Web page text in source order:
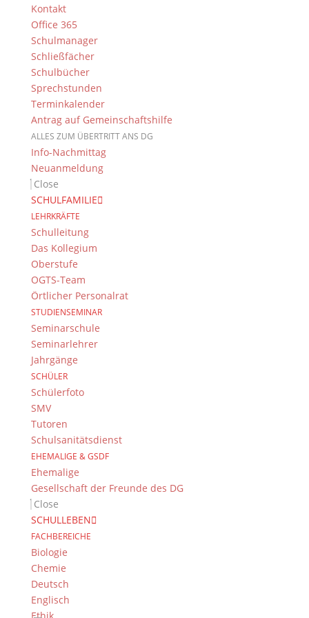
Kontakt
Office 365
Schulmanager
Schließfächer
Schulbücher
Sprechstunden
Terminkalender
Antrag auf Gemeinschaftshilfe
ALLES ZUM ÜBERTRITT ANS DG
Info-Nachmittag
Neuanmeldung
Close
SCHULFAMILIE
LEHRKRÄFTE
Schulleitung
Das Kollegium
Oberstufe
OGTS-Team
Örtlicher Personalrat
STUDIENSEMINAR
Seminarschule
Seminarlehrer
Jahrgänge
SCHÜLER
Schülerfoto
SMV
Tutoren
Schulsanitätsdienst
EHEMALIGE & GSDF
Ehemalige
Gesellschaft der Freunde des DG
Close
SCHULLEBEN
FACHBEREICHE
Biologie
Chemie
Deutsch
Englisch
Suche
Newsarchiv
Newsarchiv
Das DG
Dientzenhofer-Gymnasium Bamberg
Feldkirchenstr. 20-22
96052 Bamberg
Tel.: +49 (0) 951 93 23 90
Fax.: +49 (0) 951 93 23 92 0
E-Mail:
Kontakt & Ansprechpartner
Senden Sie uns Ihre Nachricht.
Impressum & Datenschutz
Impressum
Datenschutzerklärung
Kontakt
© 2015-2022, Dientzenhofer-Gymnasium Bamberg